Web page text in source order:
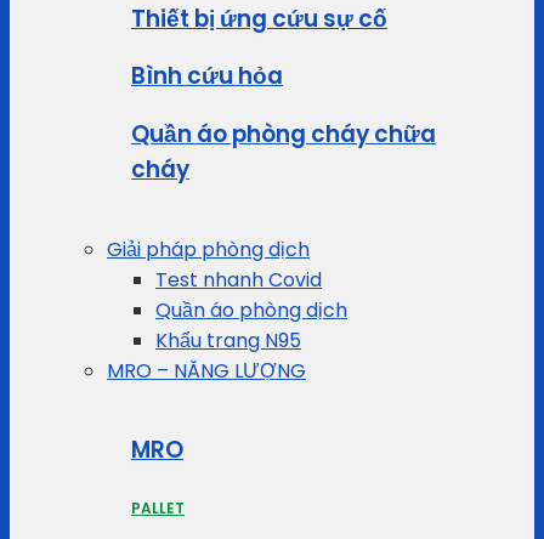
Thiết bị ứng cứu sự cố
Bình cứu hỏa
Quần áo phòng cháy chữa
cháy
Giải pháp phòng dịch
Test nhanh Covid
Quần áo phòng dịch
Khẩu trang N95
MRO – NĂNG LƯỢNG
MRO
PALLET